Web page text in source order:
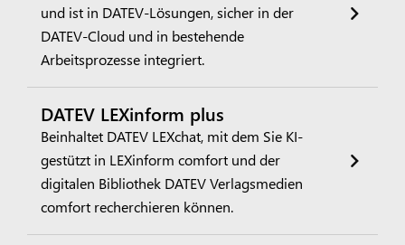
und ist in DATEV-Lösungen, sicher in der
DATEV-Cloud und in bestehende
Arbeitsprozesse integriert.
DATEV LEXinform plus
Beinhaltet DATEV LEXchat, mit dem Sie KI-
gestützt in LEXinform comfort und der
digitalen Bibliothek DATEV Verlagsmedien
comfort recherchieren können.